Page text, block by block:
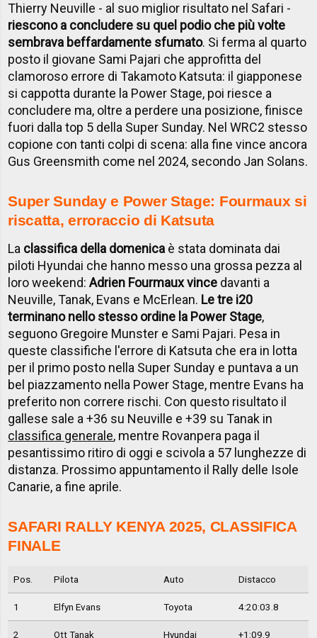
Thierry Neuville - al suo miglior risultato nel Safari -
riescono a concludere su quel podio che più volte
sembrava beffardamente sfumato. Si ferma al quarto
posto il giovane Sami Pajari che approfitta del
clamoroso errore di Takamoto Katsuta: il giapponese
si cappotta durante la Power Stage, poi riesce a
concludere ma, oltre a perdere una posizione, finisce
fuori dalla top 5 della Super Sunday. Nel WRC2 stesso
copione con tanti colpi di scena: alla fine vince ancora
Gus Greensmith come nel 2024, secondo Jan Solans.
Super Sunday e Power Stage: Fourmaux si
riscatta, erroraccio di Katsuta
La classifica della domenica è stata dominata dai
piloti Hyundai che hanno messo una grossa pezza al
loro weekend:Adrien Fourmaux vince davanti a
Neuville, Tanak, Evans e McErlean. Le tre i20
terminano nello stesso ordine la Power Stage,
seguono Gregoire Munster e Sami Pajari. Pesa in
queste classifiche l'errore di Katsuta che era in lotta
per il primo posto nella Super Sunday e puntava a un
bel piazzamento nella Power Stage, mentre Evans ha
preferito non correre rischi. Con questo risultato il
gallese sale a +36 su Neuville e +39 su Tanak in
classifica generale, mentre Rovanpera paga il
pesantissimo ritiro di oggi e scivola a 57 lunghezze di
distanza. Prossimo appuntamento il Rally delle Isole
Canarie, a fine aprile.
SAFARI RALLY KENYA 2025, CLASSIFICA
FINALE
Pos. Pilota Auto Distacco
1 Elfyn Evans Toyota 4:20:03.8
2 Ott Tanak Hyundai +1:09.9